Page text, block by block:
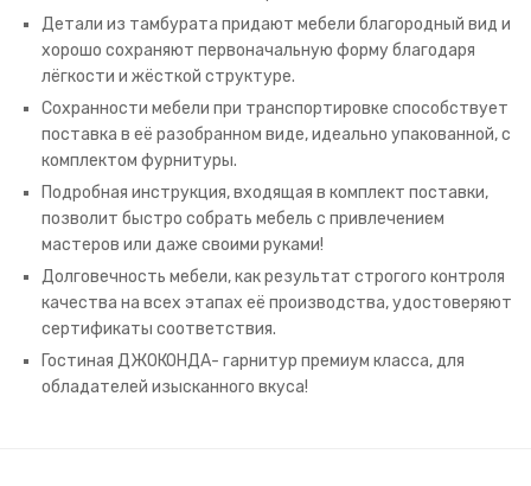
Детали из тамбурата придают мебели благородный вид и
хорошо сохраняют первоначальную форму благодаря
лёгкости и жёсткой структуре.
Сохранности мебели при транспортировке способствует
поставка в её разобранном виде, идеально упакованной, с
комплектом фурнитуры.
Подробная инструкция, входящая в комплект поставки,
позволит быстро собрать мебель с привлечением
мастеров или даже своими руками!
Долговечность мебели, как результат строгого контроля
качества на всех этапах её производства, удостоверяют
сертификаты соответствия.
Гостиная ДЖОКОНДА- гарнитур премиум класса, для
обладателей изысканного вкуса!